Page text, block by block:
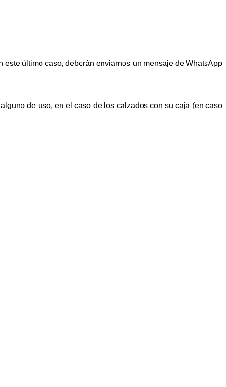
último caso, deberán enviarnos un mensaje de WhatsApp
de uso, en el caso de los calzados con su caja (en caso